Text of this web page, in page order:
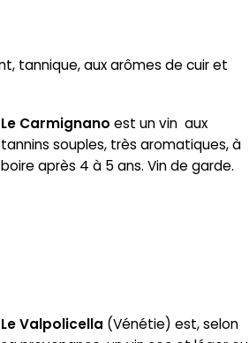
tannique, aux arômes de cuir et
Le Carmignano est un vin aux
tannins souples, très aromatiques, à
boire après 4 à 5 ans. Vin de garde.
LeValpolicella (Vénétie) est, selon